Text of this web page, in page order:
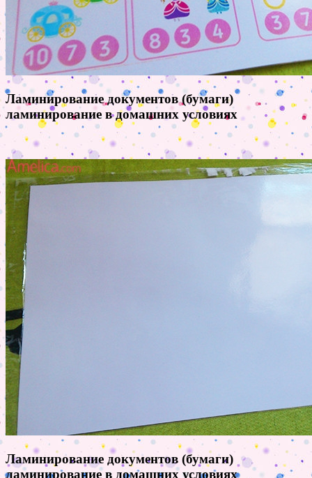
Ламинирование документов (бумаги)
ламинирование в домашних условиях
Ламинирование документов (бумаги)
ламинирование в домашних условиях